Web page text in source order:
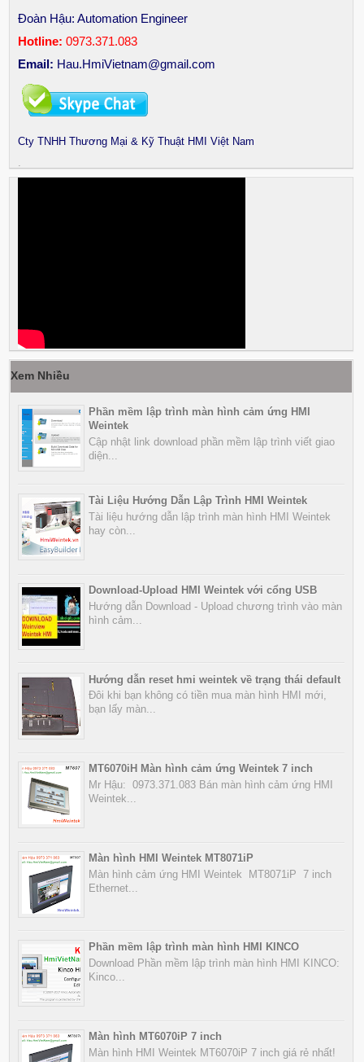
Đoàn Hậu: Automation Engineer
Hotline: 0973.371.083
Email: Hau.HmiVietnam@gmail.com
Cty TNHH Thương Mại & Kỹ Thuật HMI Việt Nam
Xem Nhiều
Phần mềm lập trình màn hình cảm ứng HMI
Weintek
Cập nhật link download phần mềm lập trình viết giao
diện...
Tài Liệu Hướng Dẫn Lập Trình HMI Weintek
Tài liệu hướng dẫn lập trình màn hình HMI Weintek
hay còn...
Download-Upload HMI Weintek với cổng USB
Hướng dẫn Download - Upload chương trình vào màn
hình cảm...
Hướng dẫn reset hmi weintek về trạng thái default
Đôi khi bạn không có tiền mua màn hình HMI mới,
bạn lấy màn...
MT6070iH Màn hình cảm ứng Weintek 7 inch
Mr Hậu: 0973.371.083 Bán màn hình cảm ứng HMI
Weintek...
Màn hình HMI Weintek MT8071iP
Màn hình cảm ứng HMI Weintek MT8071iP 7 inch
Ethernet...
Phần mềm lập trình màn hình HMI KINCO
Download Phần mềm lập trình màn hình HMI KINCO:
Kinco...
Màn hình MT6070iP 7 inch
Màn hình HMI Weintek MT6070iP 7 inch giá rẻ nhất!